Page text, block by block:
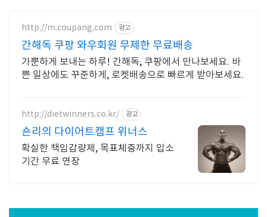
http://m.coupang.com 광고
간해독 쿠팡 와우회원 무제한 무료배송
가뿐하게 보내는 하루! 간해독, 쿠팡에서 만나보세요. 바
쁜 일상에도 꾸준하게, 로켓배송으로 빠르게 받아보세요.
http://dietwinners.co.kr/ 광고
숀리의 다이어트캠프 위너스
확실한 책임감량제, 목표체중까지 입소
기간 무료 연장